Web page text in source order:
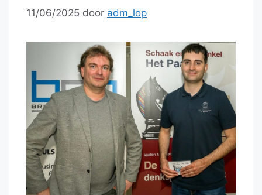
11/06/2025 door adm_lop